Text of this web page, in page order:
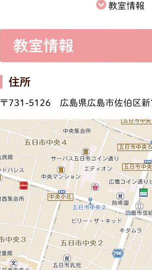
教室情報
教室情報
住所
〒731-5126 広島県広島市佐伯区新